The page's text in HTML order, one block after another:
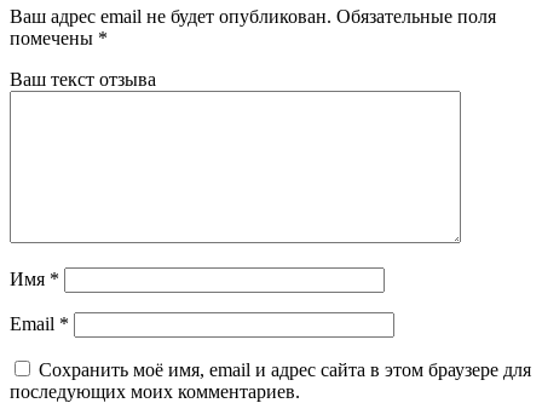
Ваш адрес email не будет опубликован. Обязательные поля
помечены *
Ваш текст отзыва
Имя *
Email *
Сохранить моё имя, email и адрес сайта в этом браузере для
последующих моих комментариев.